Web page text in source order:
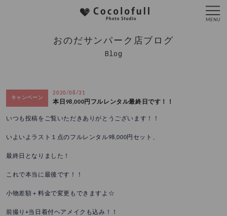
おのだサンパーク店ブログ
Blog
キャンペーン
2020/08/31
本日98,000円フルレンタル最終日です！！
いつも投稿をご覧いただきありがとうございます！！
いよいよラスト１点のフルレンタル98,000円セット、
最終日となりました！
これで本当に最後です！！
小物差額＋料金で変更もできますよ☆
前撮り+当日着付ヘアメイクも込み！！